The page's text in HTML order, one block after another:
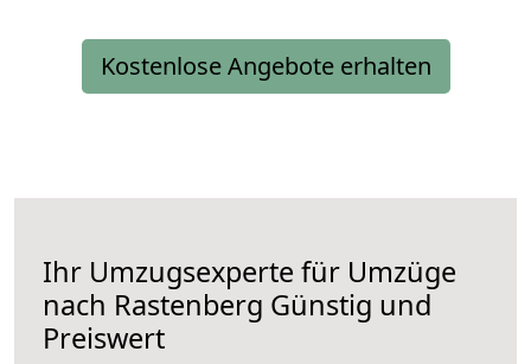
Kostenlose Angebote erhalten
Ihr Umzugsexperte für Umzüge
nach Rastenberg Günstig und
Preiswert